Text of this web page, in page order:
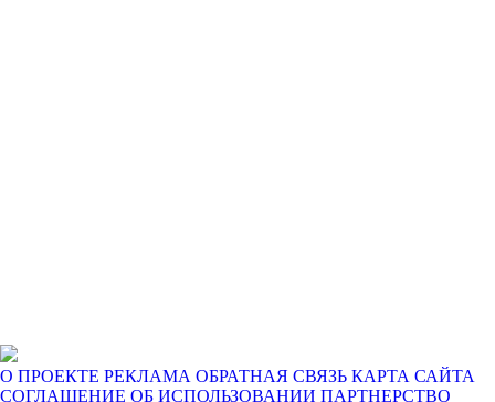
О ПРОЕКТЕ РЕКЛАМА ОБРАТНАЯ СВЯЗЬ КАРТА САЙТА
СОГЛАШЕНИЕ ОБ ИСПОЛЬЗОВАНИИ ПАРТНЕРСТВО